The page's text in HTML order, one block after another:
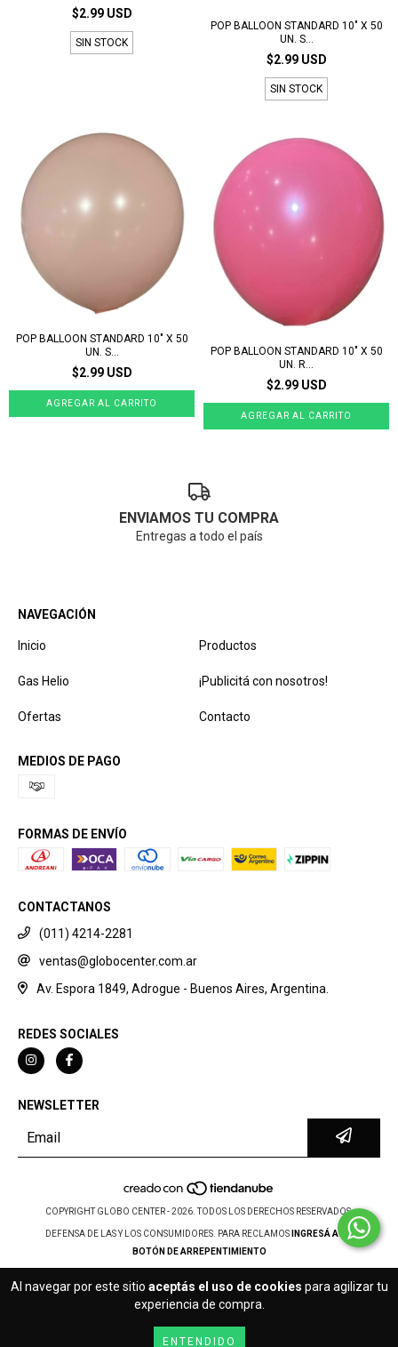
Al navegar por este sitio aceptás el uso de cookies para agilizar tu
experiencia de compra.
ENTENDIDO
$2.99 USD
SIN STOCK
POP BALLOON STANDARD 10" X 50
UN. S...
$2.99 USD
SIN STOCK
POP BALLOON STANDARD 10" X 50
UN. S...
$2.99 USD
POP BALLOON STANDARD 10" X 50
UN. R...
$2.99 USD
ENVIAMOS TU COMPRA
Entregas a todo el país
NAVEGACIÓN
Inicio Productos
Gas Helio ¡Publicitá con nosotros!
Ofertas Contacto
MEDIOS DE PAGO
FORMAS DE ENVÍO
CONTACTANOS
(011) 4214-2281
ventas@globocenter.com.ar
Av. Espora 1849, Adrogue - Buenos Aires, Argentina.
REDES SOCIALES
NEWSLETTER
COPYRIGHT GLOBO CENTER - 2026. TODOS LOS DERECHOS RESERVADOS.
DEFENSA DE LAS Y LOS CONSUMIDORES. PARA RECLAMOS
INGRESÁ ACÁ.
BOTÓN DE ARREPENTIMIENTO